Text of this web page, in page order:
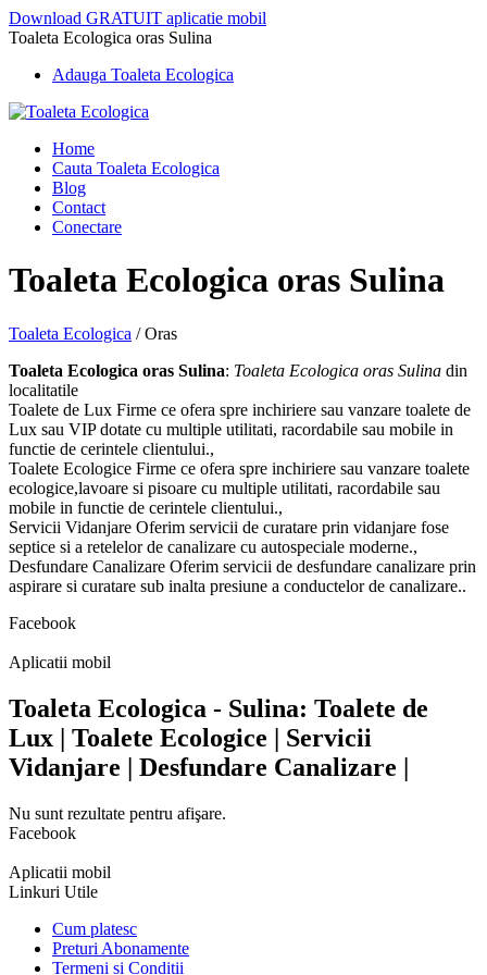
Download GRATUIT aplicatie mobil
Toaleta Ecologica oras Sulina
Adauga Toaleta Ecologica
Home
Cauta Toaleta Ecologica
Blog
Contact
Conectare
Toaleta Ecologica oras Sulina
Toaleta Ecologica /Oras
Toaleta Ecologica oras Sulina: Toaleta Ecologica oras Sulina din
localitatile
Toalete de Lux Firme ce ofera spre inchiriere sau vanzare toalete de
Lux sau VIP dotate cu multiple utilitati, racordabile sau mobile in
functie de cerintele clientului.,
Toalete Ecologice Firme ce ofera spre inchiriere sau vanzare toalete
ecologice,lavoare si pisoare cu multiple utilitati, racordabile sau
mobile in functie de cerintele clientului.,
Servicii Vidanjare Oferim servicii de curatare prin vidanjare fose
septice si a retelelor de canalizare cu autospeciale moderne.,
Desfundare Canalizare Oferim servicii de desfundare canalizare prin
aspirare si curatare sub inalta presiune a conductelor de canalizare..
Facebook
Aplicatii mobil
Toaleta Ecologica - Sulina: Toalete de
Lux | Toalete Ecologice | Servicii
Vidanjare | Desfundare Canalizare |
Nu sunt rezultate pentru afişare.
Facebook
Aplicatii mobil
Linkuri Utile
Cum platesc
Preturi Abonamente
Termeni si Conditii